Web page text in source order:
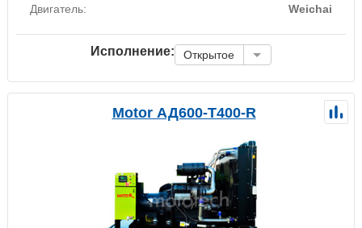
Двигатель:
Weichai
Исполнение: Открытое
Motor АД600-Т400-R